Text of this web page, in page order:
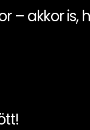
– akkor is,